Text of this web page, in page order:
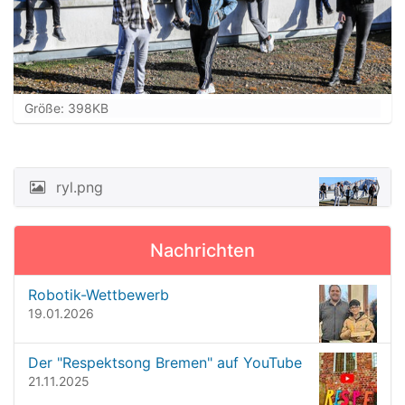
Z
e
e
B
n
v
l
e
Größe: 398KB
N
g
a
t
i
ryl.png
Nachrichten
Robotik-Wettbewerb
19.01.2026
Der "Respektsong Bremen" auf YouTube
21.11.2025